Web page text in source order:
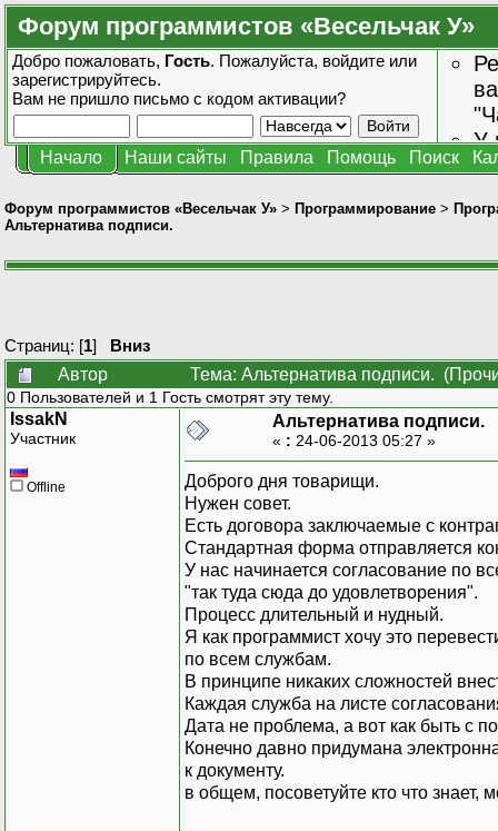
Форум программистов «Весельчак У»
Добро пожаловать, Гость. Пожалуйста, войдите или
зарегистрируйтесь.
Вам не пришло письмо с кодом активации?
У
Начало Наши сайты Правила Помощь Поиск
Форум программистов «Весельчак У» > Программирование >
Альтернатива подписи.
Страниц: [1] Вниз
Автор
Тема: Альтернатива подписи.
0 Пользователей и 1 Гость смотрят эту тему.
IssakN
Участник
Offline
Альтернатива подписи.
« : 24-06-2013 05:27 »
Доброго дня товарищи.
Нужен совет.
Есть договора заключаемые с
Стандартная форма отправляется
У нас начинается согласование по
"так туда сюда до удовлетворения".
Процесс длительный и нудный.
Я как программист хочу это
по всем службам.
В принципе никаких сложностей
Каждая служба на листе
Дата не проблема, а вот как быть с
Конечно давно придумана
к документу.
в общем, посоветуйте кто что знает,